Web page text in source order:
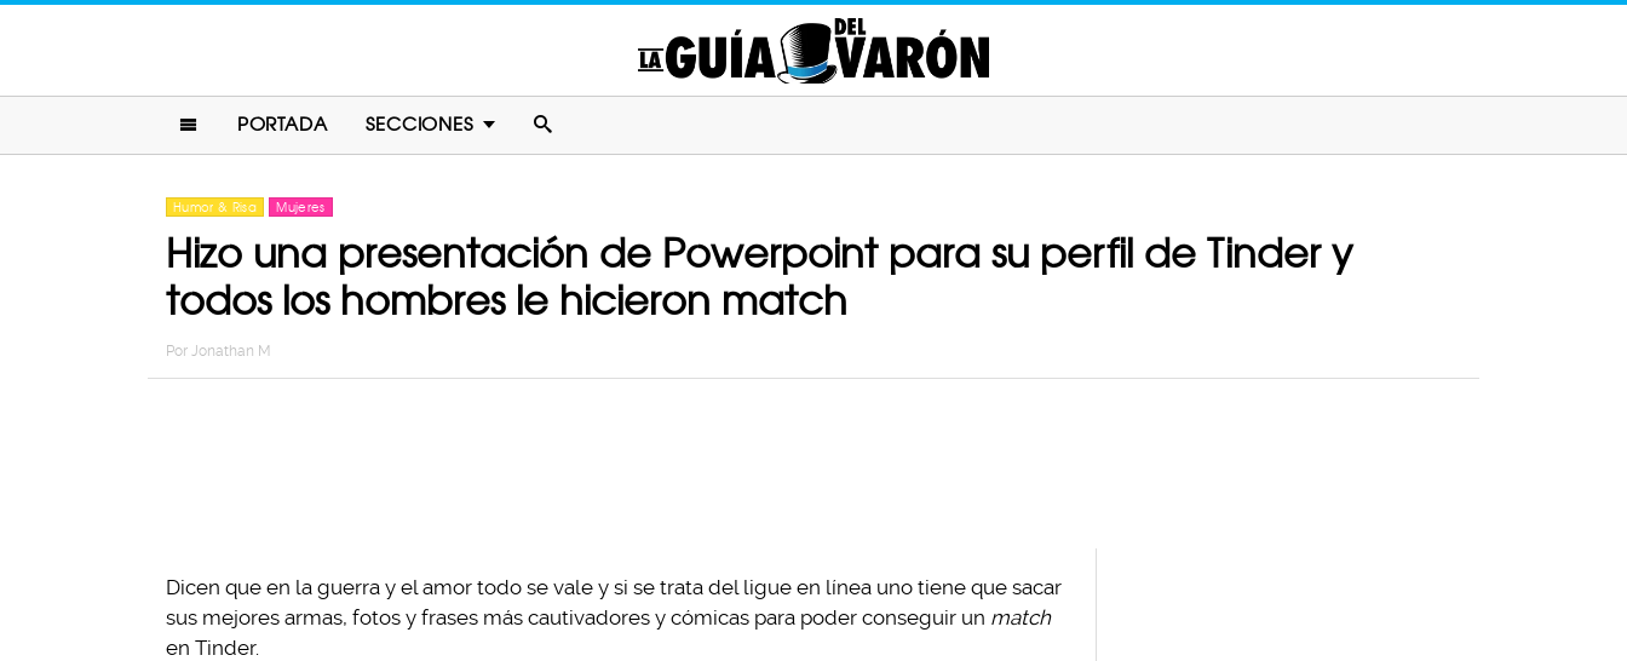
PORTADA SECCIONES
Humor & Risa Mujeres
Hizo una presentación de Powerpoint para su perfil de Tinder y
todos los hombres le hicieron match
Por Jonathan M
Dicen que en la guerra y el amor todo se vale y si se trata del ligue en línea uno tiene que sacar
sus mejores armas, fotos y frases más cautivadores y cómicas para poder conseguir un match
en Tinder.